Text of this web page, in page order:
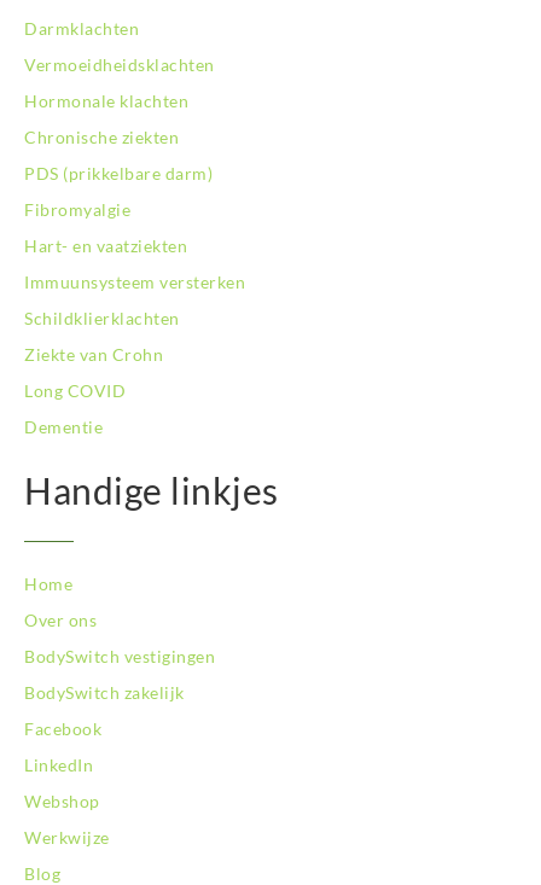
Darmklachten
Vermoeidheidsklachten
Hormonale klachten
Chronische ziekten
PDS (prikkelbare darm)
Fibromyalgie
Hart- en vaatziekten
Immuunsysteem versterken
Schildklierklachten
Ziekte van Crohn
Long COVID
Dementie
Handige linkjes
Home
Over ons
BodySwitch vestigingen
BodySwitch zakelijk
Facebook
LinkedIn
Webshop
Werkwijze
Blog